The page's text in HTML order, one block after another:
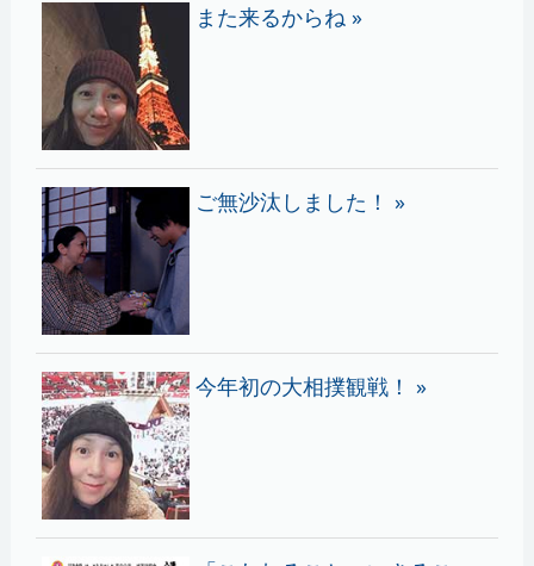
また来るからね »
ご無沙汰しました！ »
今年初の大相撲観戦！ »